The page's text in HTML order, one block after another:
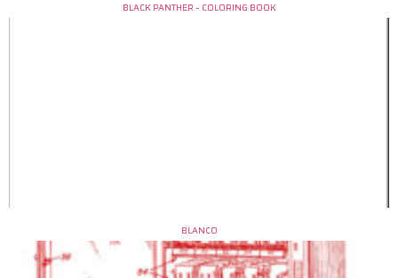
BLACK PANTHER – COLORING BOOK
BLANCO